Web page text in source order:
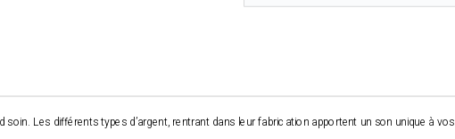
Les différents types d’argent, rentrant dans leur fabrication apportent un son unique à vos